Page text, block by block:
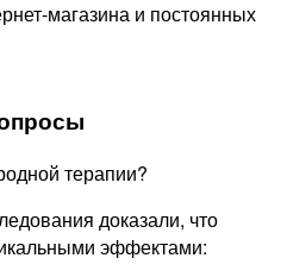
магазина и постоянных
терапии?
доказали, что
эффектами: